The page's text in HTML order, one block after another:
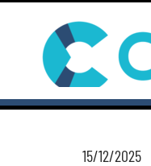
15/12/2025